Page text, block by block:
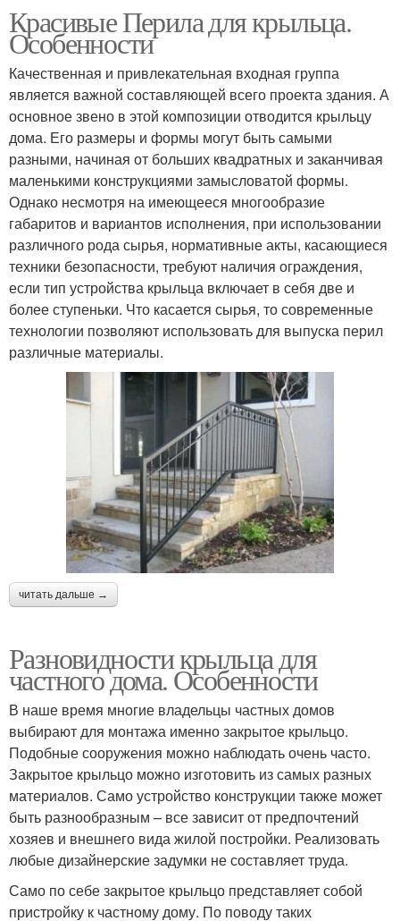
Красивые Перила для крыльца.
Особенности
Качественная и привлекательная входная группа
является важной составляющей всего проекта здания. А
основное звено в этой композиции отводится крыльцу
дома. Его размеры и формы могут быть самыми
разными, начиная от больших квадратных и заканчивая
маленькими конструкциями замысловатой формы.
Однако несмотря на имеющееся многообразие
габаритов и вариантов исполнения, при использовании
различного рода сырья, нормативные акты, касающиеся
техники безопасности, требуют наличия ограждения,
если тип устройства крыльца включает в себя две и
более ступеньки. Что касается сырья, то современные
технологии позволяют использовать для выпуска перил
различные материалы.
читать дальше →
Разновидности крыльца для
частного дома. Особенности
В наше время многие владельцы частных домов
выбирают для монтажа именно закрытое крыльцо.
Подобные сооружения можно наблюдать очень часто.
Закрытое крыльцо можно изготовить из самых разных
материалов. Само устройство конструкции также может
быть разнообразным – все зависит от предпочтений
хозяев и внешнего вида жилой постройки. Реализовать
любые дизайнерские задумки не составляет труда.
Само по себе закрытое крыльцо представляет собой
пристройку к частному дому. По поводу таких